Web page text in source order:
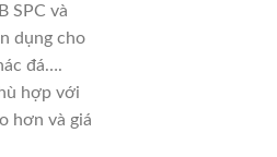
SPC và
dụng cho
đá….
hợp với
hơn và giá